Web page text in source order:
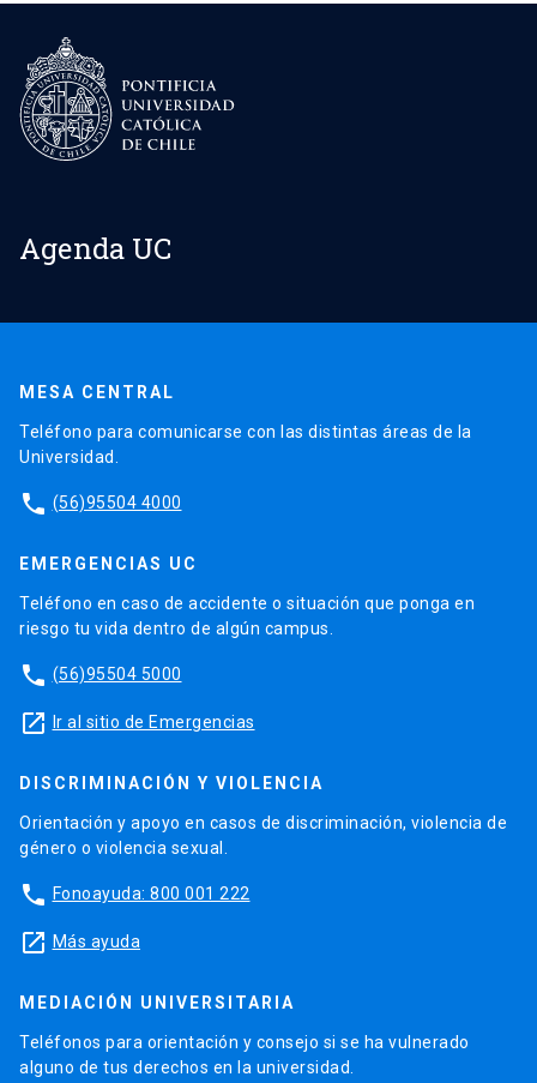
Agenda UC
MESA CENTRAL
Teléfono para comunicarse con las distintas áreas de la
Universidad.
phone (56)95504 4000
EMERGENCIAS UC
Teléfono en caso de accidente o situación que ponga en
riesgo tu vida dentro de algún campus.
phone (56)95504 5000
launch Ir al sitio de Emergencias
DISCRIMINACIÓN Y VIOLENCIA
Orientación y apoyo en casos de discriminación, violencia de
género o violencia sexual.
phone Fonoayuda: 800 001 222
launch Más ayuda
MEDIACIÓN UNIVERSITARIA
Teléfonos para orientación y consejo si se ha vulnerado
alguno de tus derechos en la universidad.